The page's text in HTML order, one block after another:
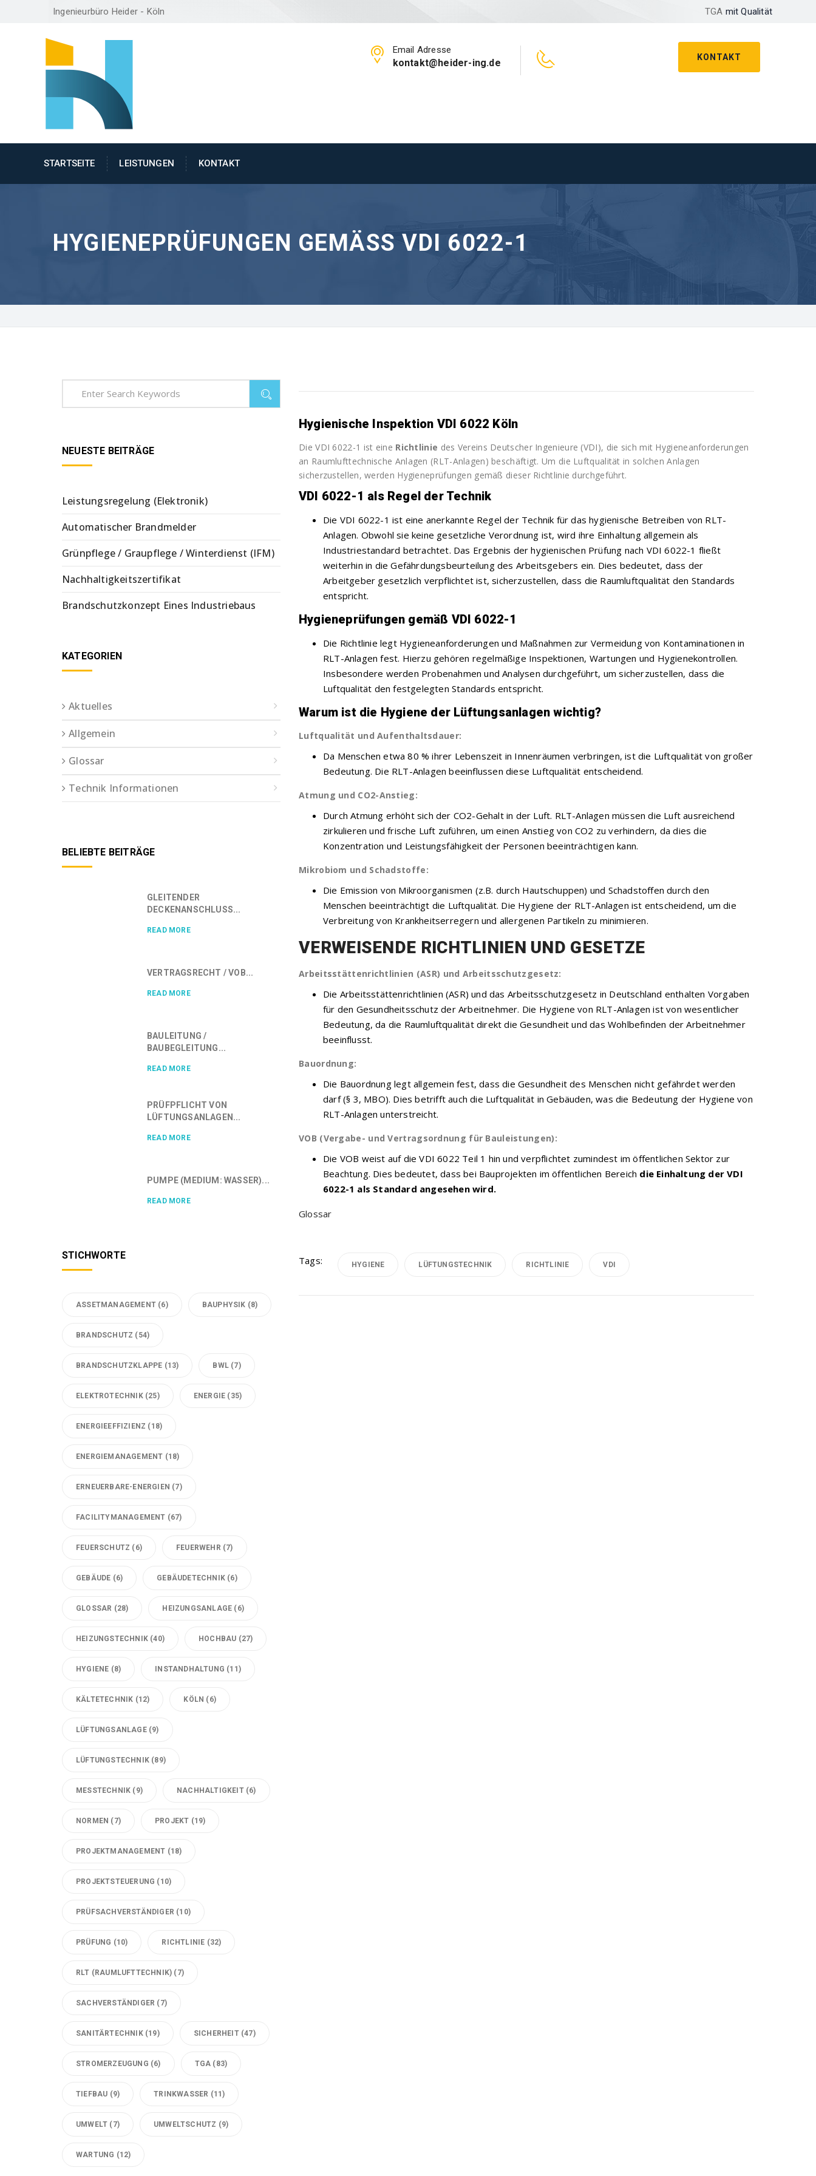
Ingenieurbüro Heider - Köln TGA mit Qualität
KONTAKT
Email Adresse
kontakt@heider-ing.de
STARTSEITE LEISTUNGEN KONTAKT
HYGIENEPRÜFUNGEN GEMÄSS VDI 6022-1
Hygienische Inspektion VDI 6022 Köln
Die VDI 6022-1 ist eine Richtlinie des Vereins Deutscher Ingenieure (VDI), die sich mit Hygieneanforderungen
an Raumlufttechnische Anlagen (RLT-Anlagen) beschäftigt. Um die Luftqualität in solchen Anlagen
sicherzustellen, werden Hygieneprüfungen gemäß dieser Richtlinie durchgeführt.
VDI 6022-1 als Regel der Technik
Die VDI 6022-1 ist eine anerkannte Regel der Technik für das hygienische Betreiben von RLT-
Anlagen. Obwohl sie keine gesetzliche Verordnung ist, wird ihre Einhaltung allgemein als
Industriestandard betrachtet. Das Ergebnis der hygienischen Prüfung nach VDI 6022-1 fließt
weiterhin in die Gefährdungsbeurteilung des Arbeitsgebers ein. Dies bedeutet, dass der
Arbeitgeber gesetzlich verpflichtet ist, sicherzustellen, dass die Raumluftqualität den Standards
entspricht.
Hygieneprüfungen gemäß VDI 6022-1
Die Richtlinie legt Hygieneanforderungen und Maßnahmen zur Vermeidung von Kontaminationen in
RLT-Anlagen fest. Hierzu gehören regelmäßige Inspektionen, Wartungen und Hygienekontrollen.
Insbesondere werden Probenahmen und Analysen durchgeführt, um sicherzustellen, dass die
Luftqualität den festgelegten Standards entspricht.
Warum ist die Hygiene der Lüftungsanlagen wichtig?
Luftqualität und Aufenthaltsdauer:
Da Menschen etwa 80 % ihrer Lebenszeit in Innenräumen verbringen, ist die Luftqualität von großer
Bedeutung. Die RLT-Anlagen beeinflussen diese Luftqualität entscheidend.
Atmung und CO2-Anstieg:
Durch Atmung erhöht sich der CO2-Gehalt in der Luft. RLT-Anlagen müssen die Luft ausreichend
zirkulieren und frische Luft zuführen, um einen Anstieg von CO2 zu verhindern, da dies die
Konzentration und Leistungsfähigkeit der Personen beeinträchtigen kann.
Mikrobiom und Schadstoffe:
Die Emission von Mikroorganismen (z.B. durch Hautschuppen) und Schadstoffen durch den
Menschen beeinträchtigt die Luftqualität. Die Hygiene der RLT-Anlagen ist entscheidend, um die
Verbreitung von Krankheitserregern und allergenen Partikeln zu minimieren.
VERWEISENDE RICHTLINIEN UND GESETZE
Arbeitsstättenrichtlinien (ASR) und Arbeitsschutzgesetz:
Die Arbeitsstättenrichtlinien (ASR) und das Arbeitsschutzgesetz in Deutschland enthalten Vorgaben
für den Gesundheitsschutz der Arbeitnehmer. Die Hygiene von RLT-Anlagen ist von wesentlicher
Bedeutung, da die Raumluftqualität direkt die Gesundheit und das Wohlbefinden der Arbeitnehmer
beeinflusst.
Bauordnung:
Die Bauordnung legt allgemein fest, dass die Gesundheit des Menschen nicht gefährdet werden
darf (§ 3, MBO). Dies betrifft auch die Luftqualität in Gebäuden, was die Bedeutung der Hygiene von
RLT-Anlagen unterstreicht.
VOB (Vergabe- und Vertragsordnung für Bauleistungen):
Die VOB weist auf die VDI 6022 Teil 1 hin und verpflichtet zumindest im öffentlichen Sektor zur
Beachtung. Dies bedeutet, dass bei Bauprojekten im öffentlichen Bereich die Einhaltung der VDI
6022-1 als Standard angesehen wird.
Glossar
Tags: HYGIENE LÜFTUNGSTECHNIK RICHTLINIE VDI
NEUESTE BEITRÄGE
Leistungsregelung (Elektronik)
Automatischer Brandmelder
Grünpflege / Graupflege / Winterdienst (IFM)
Nachhaltigkeitszertifikat
Brandschutzkonzept Eines Industriebaus
KATEGORIEN
Aktuelles
Allgemein
Glossar
Technik Informationen
BELIEBTE BEITRÄGE
GLEITENDER
DECKENANSCHLUSS...
READ MORE
VERTRAGSRECHT / VOB...
READ MORE
BAULEITUNG /
BAUBEGLEITUNG...
READ MORE
PRÜFPFLICHT VON
LÜFTUNGSANLAGEN...
READ MORE
PUMPE (MEDIUM: WASSER)...
READ MORE
STICHWORTE
ASSETMANAGEMENT (6) BAUPHYSIK (8)
BRANDSCHUTZ (54)
BRANDSCHUTZKLAPPE (13) BWL (7)
ELEKTROTECHNIK(25) ENERGIE (35)
ENERGIEEFFIZIENZ (18)
ENERGIEMANAGEMENT (18)
ERNEUERBARE-ENERGIEN (7)
FACILITYMANAGEMENT (67)
FEUERSCHUTZ (6) FEUERWEHR (7)
GEBÄUDE (6) GEBÄUDETECHNIK (6)
GLOSSAR (28) HEIZUNGSANLAGE (6)
HEIZUNGSTECHNIK (40) HOCHBAU (27)
HYGIENE (8) INSTANDHALTUNG (11)
KÄLTETECHNIK (12) KÖLN (6)
LÜFTUNGSANLAGE(9)
LÜFTUNGSTECHNIK (89)
MESSTECHNIK (9) NACHHALTIGKEIT(6)
NORMEN (7) PROJEKT (19)
PROJEKTMANAGEMENT (18)
PROJEKTSTEUERUNG (10)
PRÜFSACHVERSTÄNDIGER (10)
PRÜFUNG (10) RICHTLINIE (32)
RLT (RAUMLUFTTECHNIK) (7)
SACHVERSTÄNDIGER (7)
SANITÄRTECHNIK(19) SICHERHEIT(47)
STROMERZEUGUNG (6) TGA (83)
TIEFBAU (9) TRINKWASSER (11)
UMWELT (7) UMWELTSCHUTZ (9)
WARTUNG (12)